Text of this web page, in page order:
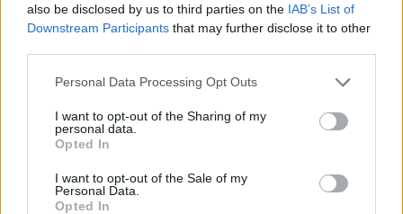
also be disclosed by us to third parties on the IAB’s List of
Downstream Participants that may further disclose it to other
Personal Data Processing Opt Outs
I want to opt-out of the Sharing of my
personal data.
Opted In
I want to opt-out of the Sale of my
Personal Data.
Opted In
ADV
Commenti